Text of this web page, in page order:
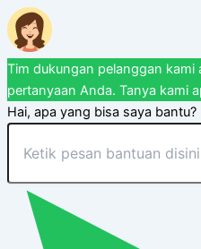
Tim dukungan pelanggan kami
pertanyaan Anda. Tanya kami
Hai, apa yang bisa saya bantu?